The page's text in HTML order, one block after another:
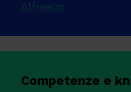
Alfresco
Competenze e